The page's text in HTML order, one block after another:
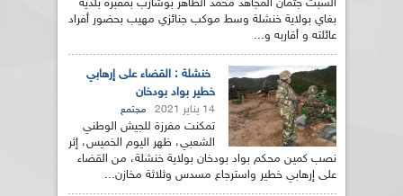
السبت جثمان المجاهد محمد الطاهر بوشارب بمقبرة بلدية
بغاي بولاية خنشلة وسط موكب جنائزي مهيب بحضور أفراد
عائلته و أقاربه و...
خنشلة : القضاء على إرهابي
خطير بواد بودخان
14 يناير 2021 مجتمع
تمكنت مفرزة للجيش الوطني
الشعبي، ظهر اليوم الخميس، إثر
نصب كمين محكم بواد بودخان بولاية خنشلة، من القضاء
على إرهابي خطير واسترجاع مسدس وثلاثة مخازن...